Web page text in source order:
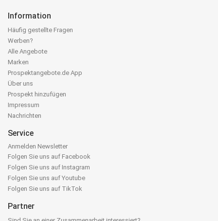
Information
Häufig gestellte Fragen
Werben?
Alle Angebote
Marken
Prospektangebote.de App
Über uns
Prospekt hinzufügen
Impressum
Nachrichten
Service
Anmelden Newsletter
Folgen Sie uns auf Facebook
Folgen Sie uns auf Instagram
Folgen Sie uns auf Youtube
Folgen Sie uns auf TikTok
Partner